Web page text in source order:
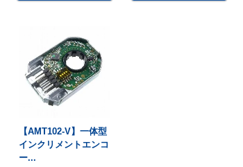
【AMT102-V】一体型
インクリメントエンコ
ー...